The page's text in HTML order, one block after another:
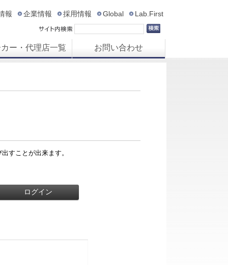
報 企業情報 採用情報 Global Lab.First
カー・代理店一覧 お問い合わせ
すことが出来ます。